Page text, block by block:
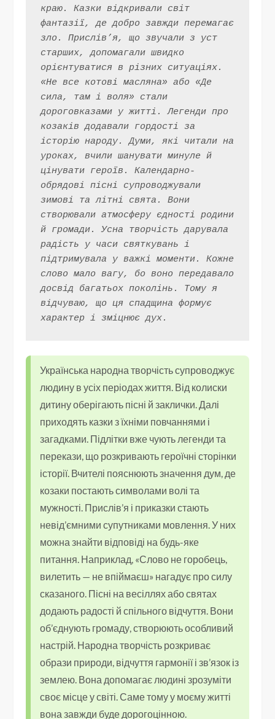
краю. Казки відкривали світ
фантазії, де добро завжди перемагає
зло. Прислів’я, що звучали з уст
старших, допомагали швидко
орієнтуватися в різних ситуаціях.
«Не все котові масляна» або «Де
сила, там і воля» стали
дороговказами у житті. Легенди про
козаків додавали гордості за
історію народу. Думи, які читали на
уроках, вчили шанувати минуле й
цінувати героїв. Календарно-
обрядові пісні супроводжували
зимові та літні свята. Вони
створювали атмосферу єдності родини
й громади. Усна творчість дарувала
радість у часи святкувань і
підтримувала у важкі моменти. Кожне
слово мало вагу, бо воно передавало
досвід багатьох поколінь. Тому я
відчуваю, що ця спадщина формує
характер і зміцнює дух.
Українська народна творчість супроводжує
людину в усіх періодах життя. Від колиски
дитину оберігають пісні й заклички. Далі
приходять казки з їхніми повчаннями і
загадками. Підлітки вже чують легенди та
перекази, що розкривають героїчні сторінки
історії. Вчителі пояснюють значення дум, де
козаки постають символами волі та
мужності. Прислів’я і приказки стають
невід’ємними супутниками мовлення. У них
можна знайти відповіді на будь-яке
питання. Наприклад, «Слово не горобець,
вилетить — не впіймаєш» нагадує про силу
сказаного. Пісні на весіллях або святах
додають радості й спільного відчуття. Вони
об’єднують громаду, створюють особливий
настрій. Народна творчість розкриває
образи природи, відчуття гармонії і зв’язок із
землею. Вона допомагає людині зрозуміти
своє місце у світі. Саме тому у моєму житті
вона завжди буде дорогоцінною.